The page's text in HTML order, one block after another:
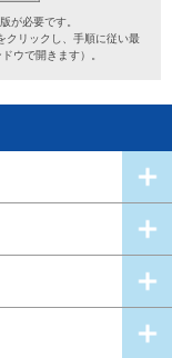
が必要です。
クリックし、手順に従い最
ウで開きます）。